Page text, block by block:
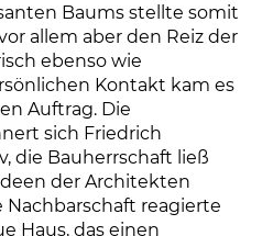
Baums stellte somit
allem aber den Reiz der
ebenso wie
Kontakt kam es
Auftrag. Die
sich Friedrich
die Bauherrschaft ließ
der Architekten
Nachbarschaft reagierte
Haus, das einen